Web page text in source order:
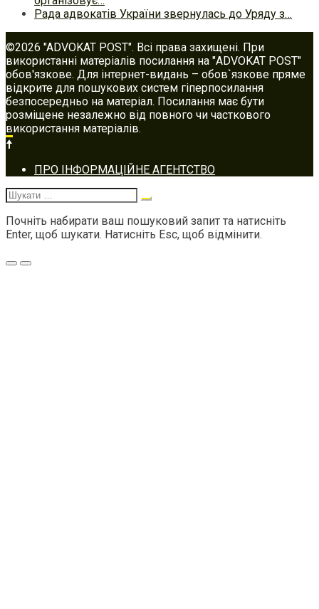
Рада адвокатів України звернулась до Уряду з…
©2026 "ADVOKAT POST". Всі права захищені. При
використанні матеріалів посилання на "ADVOKAT POST"
обов'язкове. Для інтернет-видань – обов`язкове пряме
відкрите для пошукових систем гіперпосилання
безпосередньо на матеріал. Посилання має бути
розміщене незалежно від повного чи часткового
використання матеріалів.
Footer
navigation
ПРО ІНФОРМАЦІЙНЕ АГЕНТСТВО
Шукати:
Почніть набирати ваш пошуковий запит та натисніть
Enter, щоб шукати. Натисніть Esc, щоб відмінити.
Меню